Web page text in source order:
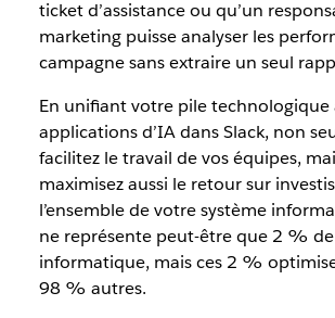
ticket d’assistance ou qu’un
marketing puisse analyser les
campagne sans extraire un seul
En unifiant votre pile technologique
applications d’IA dans Slack, non
facilitez le travail de vos équipes,
maximisez aussi le retour sur
l’ensemble de votre système
ne représente peut-être que 2 %
informatique, mais ces 2 %
98 % autres.